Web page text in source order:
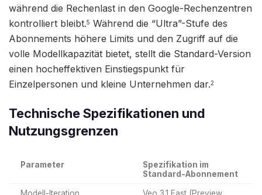
während die Rechenlast in den Google-Rechenzentren
kontrolliert bleibt.5 Während die “Ultra”-Stufe des
Abonnements höhere Limits und den Zugriff auf die
volle Modellkapazität bietet, stellt die Standard-Version
einen hocheffektiven Einstiegspunkt für
Einzelpersonen und kleine Unternehmen dar.2
Technische Spezifikationen und
Nutzungsgrenzen
Parameter
Spezifikation im
Standard-Abonnement
Modell-Iteration
Veo 3.1 Fast (Preview